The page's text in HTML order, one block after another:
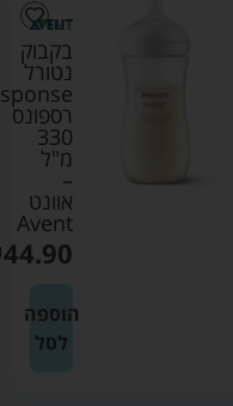
בקבוק
נטורל
רספונס
330
מ"ל
–
אוונט
Avent
44.90
הוספה
לסל